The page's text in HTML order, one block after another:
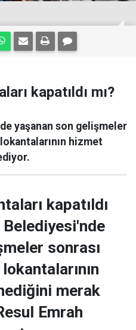
kapatıldı mı?
yaşanan son gelişmeler
hizmet
kapatıldı
sonrası
merak
Emrah